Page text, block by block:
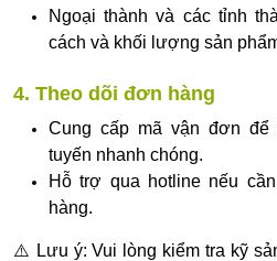
Ngoại thành và các tỉnh
cách và khối lượng sản
4. Theo dõi đơn hàng
Cung cấp mã vận đơn
tuyến nhanh chóng.
Hỗ trợ qua hotline nếu
hàng.
⚠️ Lưu ý: Vui lòng kiểm tra kỹ